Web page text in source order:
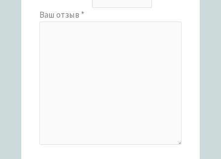
Ваш отзыв *